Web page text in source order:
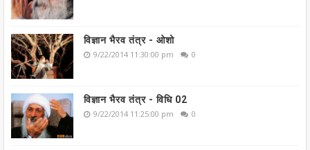
विज्ञान भैरव तंत्र - ओशो
9/22/2014 11:30:00 pm 0
विज्ञान भैरव तंत्र - विधि 02
9/22/2014 11:25:00 pm 0